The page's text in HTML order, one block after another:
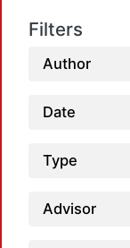
Filters
Author
Date
Type
Advisor